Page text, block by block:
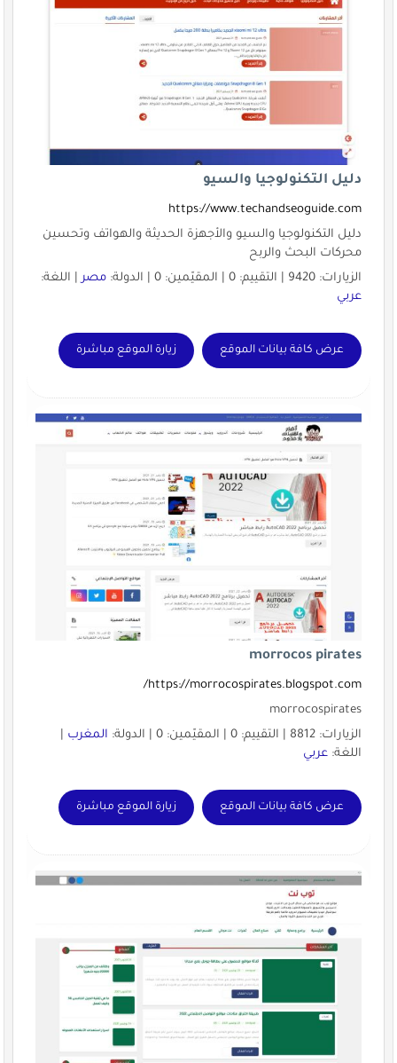
دليل التكنولوجيا والسيو
https://www.techandseoguide.com
دليل التكنولوجيا والسيو والأجهزة الحديثة والهواتف وتحسين
محركات البحث والربح
الزيارات: 9420 | التقييم: 0 | المقيّمين: 0 | الدولة:
مصر| اللغة:
عربي
عرض كافة بيانات الموقع زيارة الموقع مباشرة
morrocos pirates
https://morrocospirates.blogspot.com/
morrocospirates
الزيارات: 8812 | التقييم: 0 | المقيّمين: 0 | الدولة:
المغرب|
اللغة: عربي
عرض كافة بيانات الموقع زيارة الموقع مباشرة